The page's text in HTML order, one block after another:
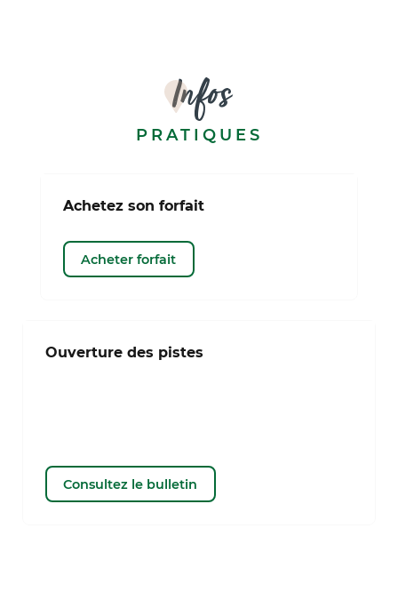
Infos
PRATIQUES
Achetez son forfait
Acheter forfait
Ouverture des pistes
Consultez le bulletin